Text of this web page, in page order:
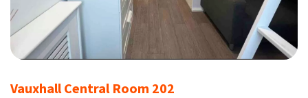
Vauxhall Central Room 202